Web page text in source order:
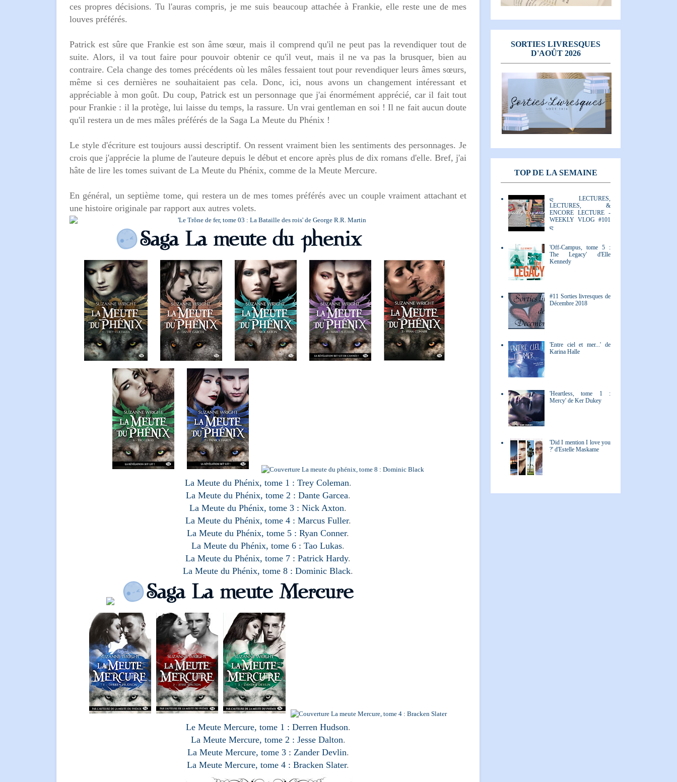
ces propres décisions. Tu l'auras compris, je me suis beaucoup attachée à Frankie, elle reste une de mes
louves préférés.
Patrick est sûre que Frankie est son âme sœur, mais il comprend qu'il ne peut pas la revendiquer tout de
suite. Alors, il va tout faire pour pouvoir obtenir ce qu'il veut, mais il ne va pas la brusquer, bien au
contraire. Cela change des tomes précédents où les mâles fessaient tout pour revendiquer leurs âmes sœurs,
même si ces dernières ne souhaitaient pas cela. Donc, ici, nous avons un changement intéressant et
appréciable à mon goût. Du coup, Patrick est un personnage que j'ai énormément apprécié, car il fait tout
pour Frankie : il la protège, lui laisse du temps, la rassure. Un vrai gentleman en soi ! Il ne fait aucun doute
qu'il restera un de mes mâles préférés de la Saga La Meute du Phénix !
Le style d'écriture est toujours aussi descriptif. On ressent vraiment bien les sentiments des personnages. Je
crois que j'apprécie la plume de l'auteure depuis le début et encore après plus de dix romans d'elle. Bref, j'ai
hâte de lire les tomes suivant de La Meute du Phénix, comme de la Meute Mercure.
En général, un septième tome, qui restera un de mes tomes préférés avec un couple vraiment attachant et
une histoire originale par rapport aux autres volets.
La Meute du Phénix, tome 1 : Trey Coleman.
La Meute du Phénix, tome 2 : Dante Garcea.
La Meute du Phénix, tome 3 : Nick Axton.
La Meute du Phénix, tome 4 : Marcus Fuller.
La Meute du Phénix, tome 5 : Ryan Conner.
La Meute du Phénix, tome 6 : Tao Lukas.
La Meute du Phénix, tome 7 : Patrick Hardy.
La Meute du Phénix, tome 8 : Dominic Black.
Le Meute Mercure, tome 1 : Derren Hudson.
La Meute Mercure, tome 2 : Jesse Dalton.
La Meute Mercure, tome 3 : Zander Devlin.
La Meute Mercure, tome 4 : Bracken Slater.
SORTIES LIVRESQUES
D'AOÛT 2026
TOP DE LA SEMAINE
ღ LECTURES,
LECTURES, &
ENCORE LECTURE -
WEEKLY VLOG #101
ღ
'Off-Campus, tome 5 :
The Legacy' d'Elle
Kennedy
#11 Sorties livresques de
Décembre 2018
'Entre ciel et mer...' de
Karina Halle
'Heartless, tome 1 :
Mercy' de Ker Dukey
'Did I mention I love you
?' d'Estelle Maskame